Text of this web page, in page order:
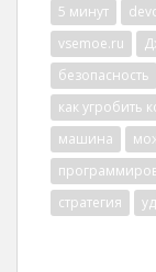
5 минут
vsemoe.ru
безопасность
как угробить
машина
стратегия